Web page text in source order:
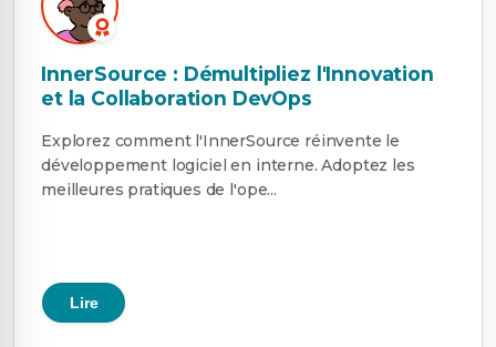
InnerSource : Démultipliez l'Innovation
et la Collaboration DevOps
Explorez comment l'InnerSource réinvente le
développement logiciel en interne. Adoptez les
meilleures pratiques de l'ope...
Lire